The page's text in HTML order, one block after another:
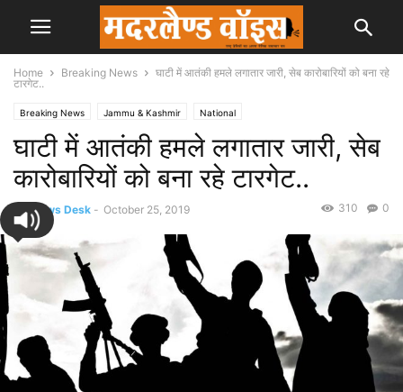
Home Breaking News
घाटी में आतंकी हमले लगातार जारी, सेब कारोबारियों को बना रहे
टारगेट..
Breaking News Jammu & Kashmir National
घाटी में आतंकी हमले लगातार जारी, सेब
कारोबारियों को बना रहे टारगेट..
By News Desk - October 25, 2019 0
310